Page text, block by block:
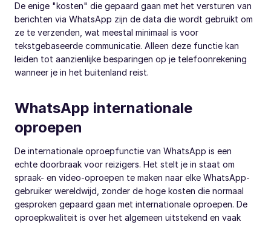
De enige "kosten" die gepaard gaan met het versturen van
berichten via WhatsApp zijn de data die wordt gebruikt om
ze te verzenden, wat meestal minimaal is voor
tekstgebaseerde communicatie. Alleen deze functie kan
leiden tot aanzienlijke besparingen op je telefoonrekening
wanneer je in het buitenland reist.
WhatsApp internationale
oproepen
De internationale oproepfunctie van WhatsApp is een
echte doorbraak voor reizigers. Het stelt je in staat om
spraak- en video-oproepen te maken naar elke WhatsApp-
gebruiker wereldwijd, zonder de hoge kosten die normaal
gesproken gepaard gaan met internationale oproepen. De
oproepkwaliteit is over het algemeen uitstekend en vaak